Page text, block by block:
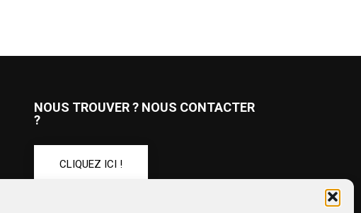
NOUS TROUVER ? NOUS CONTACTER
?
CLIQUEZ ICI !